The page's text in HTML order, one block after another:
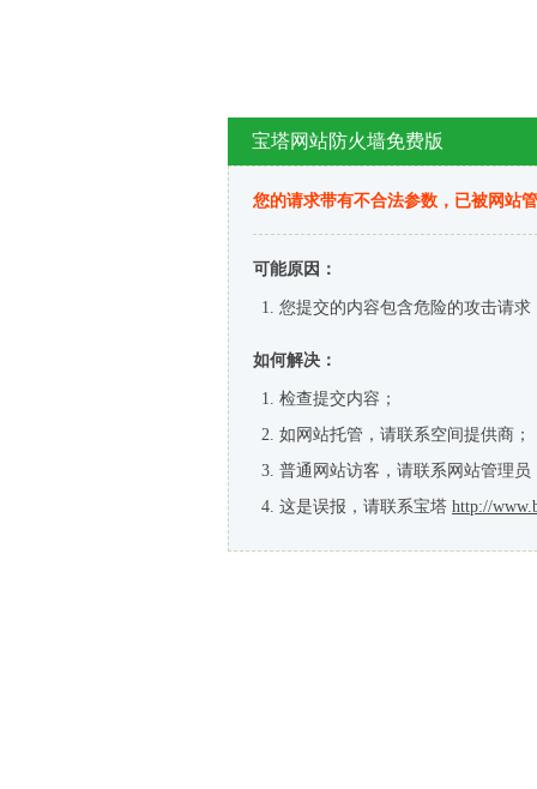
宝塔网站防火墙免费版
您的请求带有不合法参数，已被网站
可能原因：
您提交的内容包含危险的攻击请求
如何解决：
检查提交内容；
如网站托管，请联系空间提供商；
普通网站访客，请联系网站管理员
这是误报，请联系宝塔 http://